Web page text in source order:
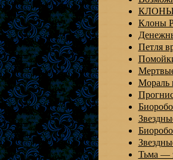
КЛОНЫ
Клоны
Петля
Мораль
Тьма —